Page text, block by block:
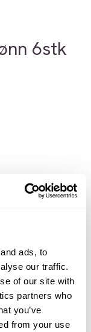
ads, to
our traffic.
of our site with
partners who
you’ve
from your use
6stk